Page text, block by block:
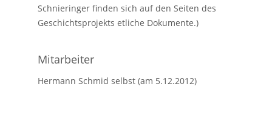
Schnieringer finden sich auf den Seiten des
Geschichtsprojekts etliche Dokumente.)
Mitarbeiter
Hermann Schmid selbst (am 5.12.2012)